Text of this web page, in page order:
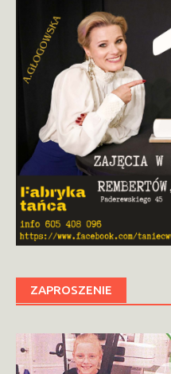
ZAPROSZENIE